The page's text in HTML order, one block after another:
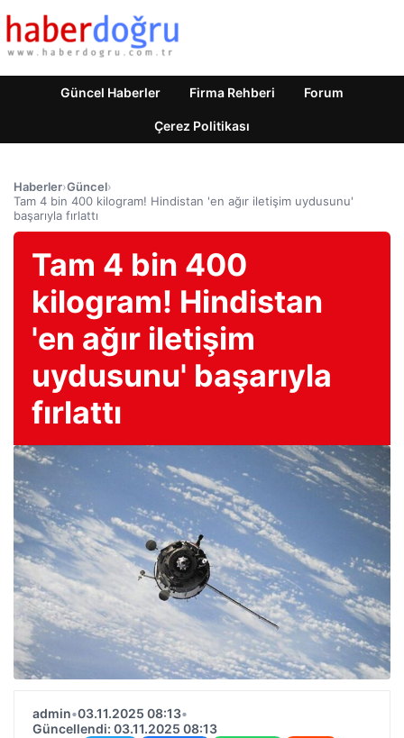
Güncel Haberler Firma Rehberi Forum
Çerez Politikası
Haberler›Güncel›
Tam 4 bin 400 kilogram! Hindistan 'en ağır iletişim uydusunu'
başarıyla fırlattı
Tam 4 bin 400
kilogram! Hindistan
'en ağır iletişim
uydusunu' başarıyla
fırlattı
admin•03.11.2025 08:13•
Güncellendi: 03.11.2025 08:13